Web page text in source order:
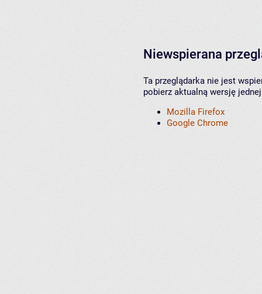
Niewspierana
Ta przeglądarka nie jest
pobierz aktualną wersję
Mozilla Firefox
Google Chrome